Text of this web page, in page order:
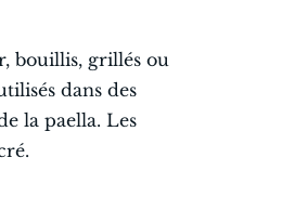
bouillis, grillés ou
dans des
la paella. Les